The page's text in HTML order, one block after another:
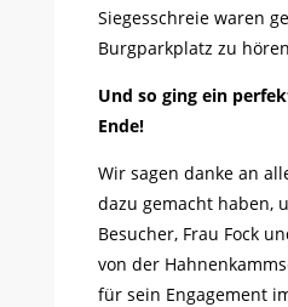
Siegesschreie waren
Burgparkplatz zu
Und so ging ein
Ende!
Wir sagen danke an
dazu gemacht haben,
Besucher, Frau Fock
von der
für sein Engagement